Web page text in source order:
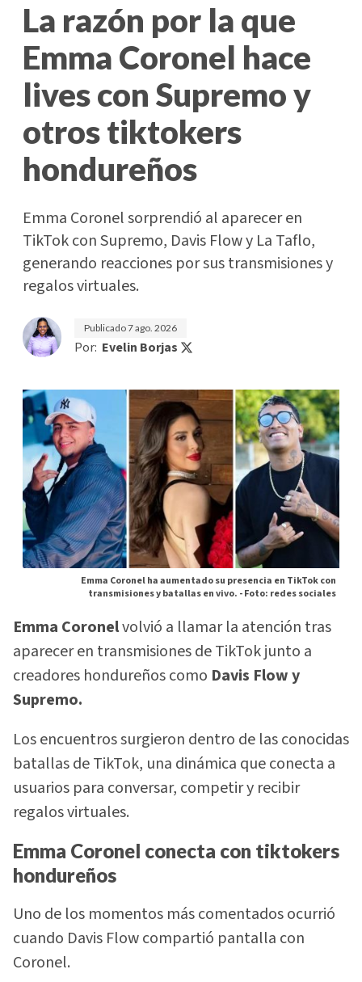
La razón por la que
Emma Coronel hace
lives con Supremo y
otros tiktokers
hondureños
Emma Coronel sorprendió al aparecer en
TikTok con Supremo, Davis Flow y La Taflo,
generando reacciones por sus transmisiones y
regalos virtuales.
Publicado7 ago. 2026
Por: Evelin Borjas
Emma Coronel ha aumentado su presencia en TikTok con
transmisiones y batallas en vivo. -Foto: redes sociales
Emma Coronelvolvió a llamar la atención tras
aparecer en transmisiones de TikTok junto a
creadores hondureños como Davis Flow y
Supremo.
Los encuentros surgieron dentro de las conocidas
batallas de TikTok, una dinámica que conecta a
usuarios para conversar, competir y recibir
regalos virtuales.
Emma Coronel conecta con tiktokers
hondureños
Uno de los momentos más comentados ocurrió
cuando Davis Flow compartió pantalla con
Coronel.